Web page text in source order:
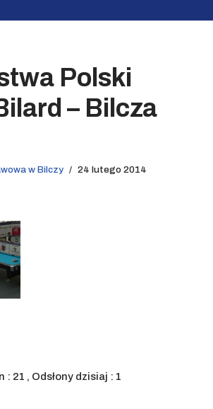
Polski
– Bilcza
w Bilczy 24 lutego 2014
: 21 , Odsłony dzisiaj : 1